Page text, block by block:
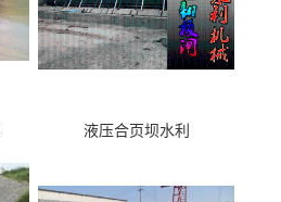
液压合页坝水利